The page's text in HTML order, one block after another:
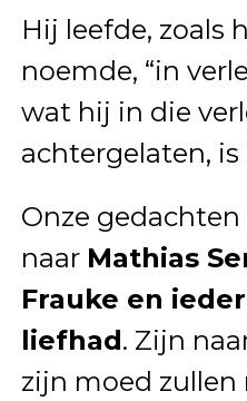
Hij leefde, zoals
noemde, “in
wat hij in die
achtergelaten,
Onze
naar Mathias
Frauke en
liefhad. Zijn
zijn moed zullen